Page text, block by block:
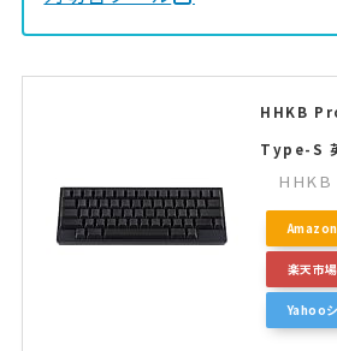
HHKB
Type-S
HHKB
楽天市
Yahoo